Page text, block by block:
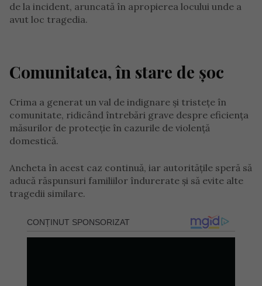
de la incident, aruncată în apropierea locului unde a
avut loc tragedia.
Comunitatea, în stare de șoc
Crima a generat un val de indignare și tristețe în
comunitate, ridicând întrebări grave despre eficiența
măsurilor de protecție în cazurile de violență
domestică.
Ancheta în acest caz continuă, iar autoritățile speră să
aducă răspunsuri familiilor îndurerate și să evite alte
tragedii similare.